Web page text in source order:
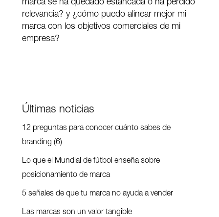
marca se ha quedado estancada o ha perdido
relevancia? y ¿cómo puedo alinear mejor mi
marca con los objetivos comerciales de mi
empresa?
Últimas noticias
12 preguntas para conocer cuánto sabes de
branding (6)
Lo que el Mundial de fútbol enseña sobre
posicionamiento de marca
5 señales de que tu marca no ayuda a vender
Las marcas son un valor tangible